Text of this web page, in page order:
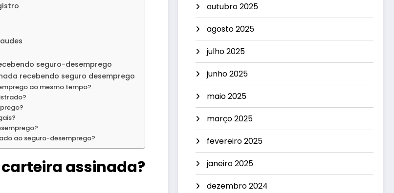
seguro-desemprego
recebendo seguro desemprego
ao mesmo tempo?
ao seguro-desemprego?
assinada?
outubro 2025
agosto 2025
julho 2025
junho 2025
maio 2025
março 2025
fevereiro 2025
janeiro 2025
dezembro 2024